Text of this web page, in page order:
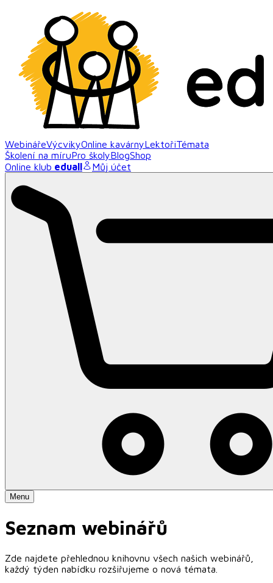
WebinářeVýcvikyOnline kavárnyLektořiTémata
Školení na míruPro školyBlogShop
Online klub eduall Můj účet
Menu
Seznam webinářů
Zde najdete přehlednou knihovnu všech našich webinářů,
každý týden nabídku rozšiřujeme o nová témata.